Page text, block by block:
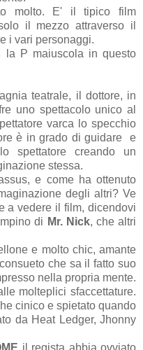
molto. E' il tipico film
il mezzo attraverso il
i vari personaggi.
la P maiuscola in questo
teatrale, il dottore, in
uno spettacolo unico al
varca lo specchio
è in grado di guidare e
spettatore creando un
stessa.
e come ha ottenuto
degli altri? Ve
a vedere il film, dicendovi
di Mr. Nick, che altri
e molto chic, amante
che sa il fatto suo
nella propria mente.
molteplici sfaccettature.
cinico e spietato quando
da Heat Ledger, Jhonny